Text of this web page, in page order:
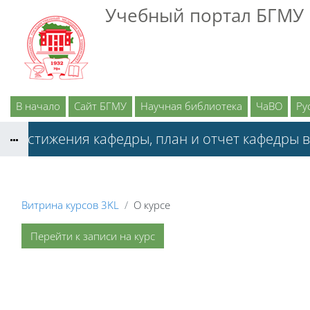
Перейти к основному содержаниюУчебный портал БГМУ
В начало Сайт БГМУ Научная библиотека ЧаВО
Достижения кафедры, план и отчет кафедры
Витрина курсов 3KL О курсе
Перейти к записи на курс